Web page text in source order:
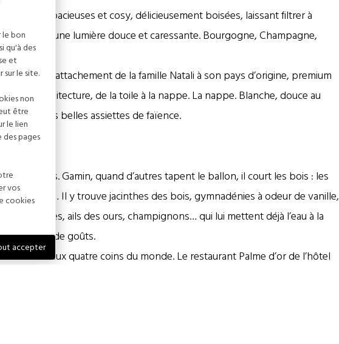
à manger spacieuses et cosy, délicieusement boisées, laissant filtrer à
sur le parc une lumière douce et caressante. Bourgogne, Champagne,
rappeler l’attachement de la famille Natali à son pays d’origine, premium
à l’architecture, de la toile à la nappe. La nappe. Blanche, douce au
les belles assiettes de faïence.
sauvages. Gamin, quand d’autres tapent le ballon, il court les bois : les
la Chapelle,… Il y trouve jacinthes des bois, gymnadénies à odeur de vanille,
sauvages, ails des ours, champignons… qui lui mettent déjà l’eau à la
conteur de goûts.
aux quatre coins du monde. Le restaurant Palme d’or de l’hôtel
le bon
qu'à des
et
le site.
non
être
le lien
pages
vos
cookies
accepter